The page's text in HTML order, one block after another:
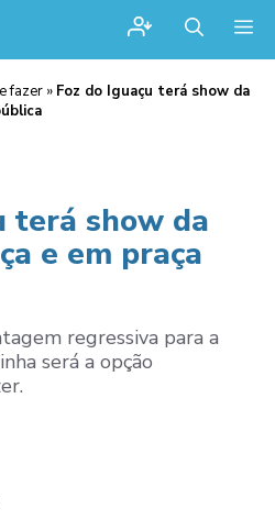
fazer » Foz do Iguaçu terá show da
terá show da
e em praça
regressiva para a
será a opção